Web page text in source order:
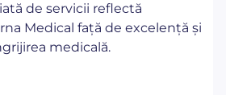
de servicii reflectă
Medical față de excelență și
medicală.